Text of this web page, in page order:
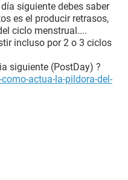
siguiente debes saber
es el producir retrasos,
ciclo menstrual....
incluso por 2 o 3 ciclos
siguiente (PostDay) ?
actua-la-pildora-del-